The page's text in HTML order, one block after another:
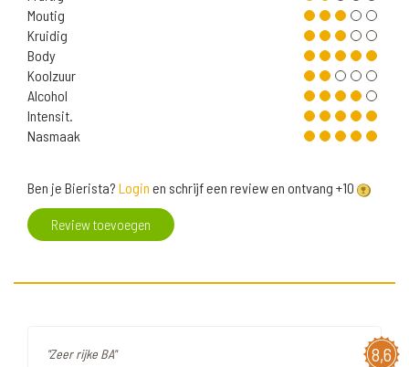
Moutig
Kruidig
Body
Koolzuur
Alcohol
Intensit.
Nasmaak
Ben je Bierista? Login en schrijf een review en ontvang +10
Review toevoegen
8,6
"Zeer rijke BA"